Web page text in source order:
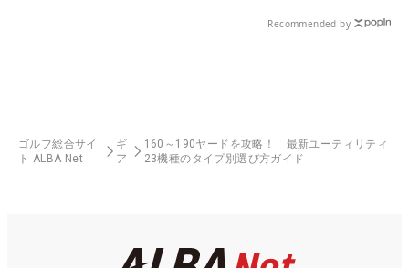
Recommended by
ゴルフ総合サイ
ト ALBA Net
ギ
ア
160～190ヤードを攻略！ 最新ユーティリティ
23機種のタイプ別選び方ガイド